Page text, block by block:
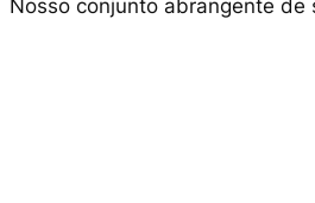
Nosso conjunto abrangente